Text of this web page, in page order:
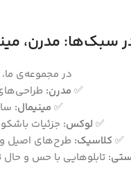
سبک‌ها: مدرن،
در مجموعه‌ی
✅ مدرن:
✅ مینیمال:
✅ لوکس: جزئیات
✅ کلاسیک: طرح‌های اصیل
تابلوهایی با حس و